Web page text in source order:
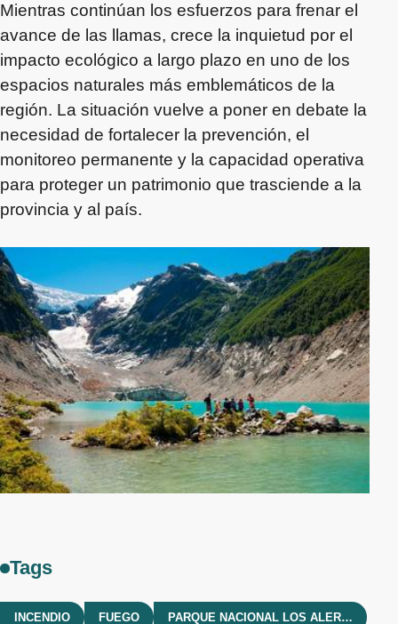
Mientras continúan los esfuerzos para frenar el
avance de las llamas, crece la inquietud por el
impacto ecológico a largo plazo en uno de los
espacios naturales más emblemáticos de la
región. La situación vuelve a poner en debate la
necesidad de fortalecer la prevención, el
monitoreo permanente y la capacidad operativa
para proteger un patrimonio que trasciende a la
provincia y al país.
Tags
INCENDIO FUEGO PARQUE NACIONAL LOS ALERCES